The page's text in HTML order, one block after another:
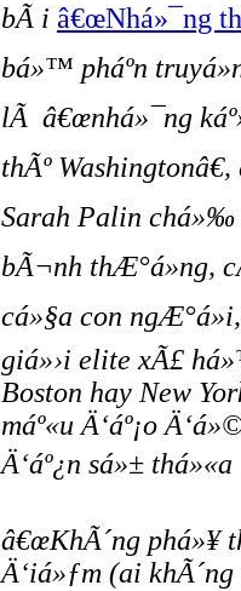
bÃ i â€œNhá»¯ng
bá»™ pháº­n
lÃ â€œnhá»¯ng
thÃº
Sarah Palin
bÃ¬nh thÆ°á»ng,
cá»§a con
giá»›i elite xÃ£
Boston hay New
máº«u Ä‘áº¡o
Ä‘áº¿n sá»± thá»«a
â€œKhÃ´ng phá»¥
Ä‘iá»ƒm (ai